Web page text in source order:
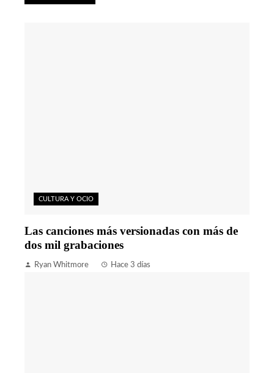
CULTURA Y OCIO
Las canciones más versionadas con más de
dos mil grabaciones
Ryan Whitmore Hace 3 días